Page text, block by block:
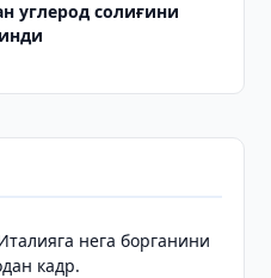
углерод солиғини
нега борганини
кадр.